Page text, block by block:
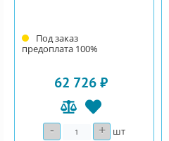
Под заказ
предоплата 100%
62 726 ₽
- Количество+ шт